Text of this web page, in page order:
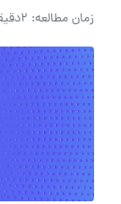
زمان مطالعه: 2دقیقه